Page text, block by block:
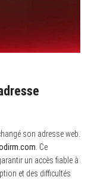
son adresse web.
. Ce
un accès fiable à
et des difficultés